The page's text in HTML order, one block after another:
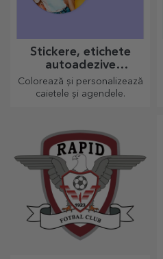
Stickere, etichete
autoadezive
personalizate
Colorează și personalizează
caietele și agendele.